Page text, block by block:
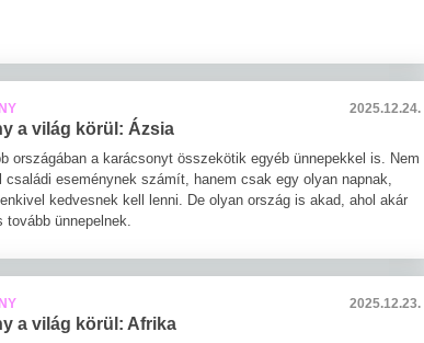
2025.12.24.
a világ körül: Ázsia
országában a karácsonyt összekötik egyéb ünnepekkel is. Nem
családi eseménynek számít, hanem csak egy olyan napnak,
kedvesnek kell lenni. De olyan ország is akad, ahol akár
tovább ünnepelnek.
2025.12.23.
a világ körül: Afrika